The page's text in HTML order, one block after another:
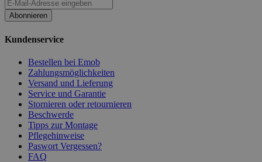
Abonnieren
Kundenservice
Bestellen bei Emob
Zahlungsmöglichkeiten
Versand und Lieferung
Service und Garantie
Stornieren oder retournieren
Beschwerde
Tipps zur Montage
Pflegehinweise
Paswort Vergessen?
FAQ